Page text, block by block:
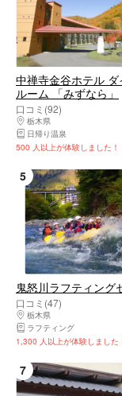
中禅寺金谷ホテル
ルーム 「みずなら」
口コミ(92)
栃木県
日光市・奥日光
日帰り温泉
500 人以上が体験しました！
5
鬼怒川ラフティング
口コミ(47)
栃木県
日光市・奥日光
ラフティング
1,300 人以上が体験しました
7